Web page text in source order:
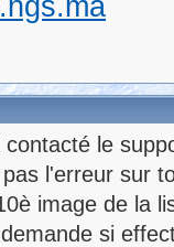
contacté le
l'erreur sur
image de la
si